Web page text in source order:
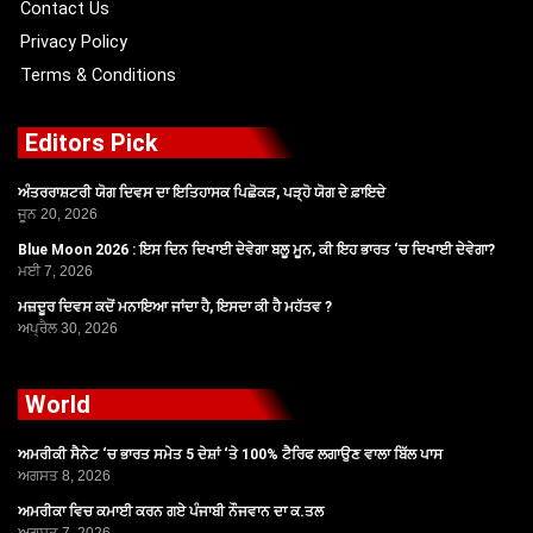
Contact Us
Privacy Policy
Terms & Conditions
Editors Pick
ਅੰਤਰਰਾਸ਼ਟਰੀ ਯੋਗ ਦਿਵਸ ਦਾ ਇਤਿਹਾਸਕ ਪਿਛੋਕੜ, ਪੜ੍ਹੋ ਯੋਗ ਦੇ ਫ਼ਾਇਦੇ
ਜੂਨ 20, 2026
Blue Moon 2026 : ਇਸ ਦਿਨ ਦਿਖਾਈ ਦੇਵੇਗਾ ਬਲੂ ਮੂਨ, ਕੀ ਇਹ ਭਾਰਤ ‘ਚ ਦਿਖਾਈ ਦੇਵੇਗਾ?
ਮਈ 7, 2026
ਮਜ਼ਦੂਰ ਦਿਵਸ ਕਦੋਂ ਮਨਾਇਆ ਜਾਂਦਾ ਹੈ, ਇਸਦਾ ਕੀ ਹੈ ਮਹੱਤਵ ?
ਅਪ੍ਰੈਲ 30, 2026
World
ਅਮਰੀਕੀ ਸੈਨੇਟ ‘ਚ ਭਾਰਤ ਸਮੇਤ 5 ਦੇਸ਼ਾਂ ‘ਤੇ 100% ਟੈਰਿਫ ਲਗਾਉਣ ਵਾਲਾ ਬਿੱਲ ਪਾਸ
ਅਗਸਤ 8, 2026
ਅਮਰੀਕਾ ਵਿਚ ਕਮਾਈ ਕਰਨ ਗਏ ਪੰਜਾਬੀ ਨੌਜਵਾਨ ਦਾ ਕ.ਤਲ